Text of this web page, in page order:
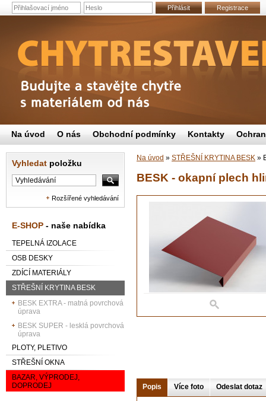
Přihlásit Registrace
Vyhledat položku
Rozšířené vyhledávání
E-SHOP - naše nabídka
TEPELNÁ IZOLACE
OSB DESKY
ZDÍCÍ MATERIÁLY
STŘEŠNÍ KRYTINA BESK
BESK EXTRA - matná povrchová
úprava
BESK SUPER - lesklá povrchová
úprava
PLOTY, PLETIVO
STŘEŠNÍ OKNA
BAZAR, VÝPRODEJ,
DOPRODEJ
Na úvod » STŘEŠNÍ KRYTINA BESK »
BESK - okapní plech
Popis Více foto Odeslat dotaz
Na úvod O nás Obchodní podmínky Kontakty